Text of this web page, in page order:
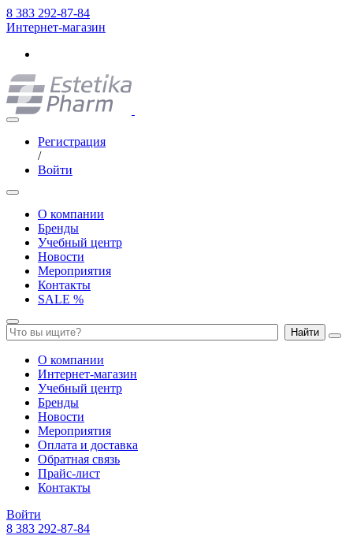
8 383 292-87-84
Интернет-магазин
Регистрация
/
Войти
О компании
Бренды
Учебный центр
Новости
Мероприятия
Контакты
SALE %
Найти
О компании
Интернет-магазин
Учебный центр
Бренды
Новости
Мероприятия
Оплата и доставка
Обратная связь
Прайс-лист
Контакты
Войти
8 383 292-87-84